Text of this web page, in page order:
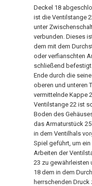
Deckel 18
ist die Ventilstange
unter
verbunden. Dieses
dem mit dem
oder verfianschten
schließend
Ende durch die
oberen und unteren
vermittelnde Kappe
Ventilstange 22 ist
Boden des
das Armaturstück
in dem Ventilhals
Spiel geführt, um
Arbeiten der
23 zu gewährleisten
18 dem in dem
herrschenden